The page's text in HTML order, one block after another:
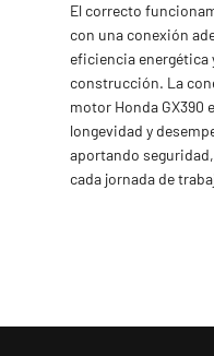
El correcto
con una conexión
eficiencia energética
construcción. La
motor Honda GX390
longevidad y
aportando
cada jornada de